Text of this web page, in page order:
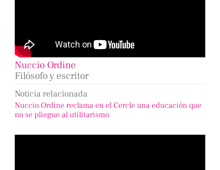
Nuccio Ordine
Filósofo y escritor
Noticia relacionada
Nuccio Ordine reclama en el Cercle una educación que
no se pliegue al utilitarismo